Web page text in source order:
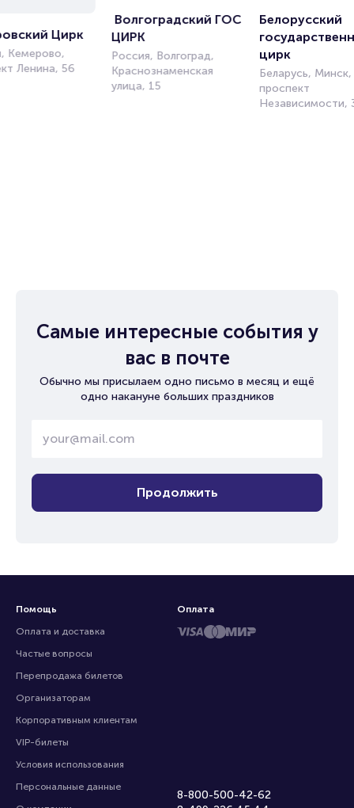
Цирк
Кемерово,
Ленина, 56
Волгоградский ГОС
ЦИРК
Россия, Волгоград,
Краснознаменская
улица, 15
Белорусский
цирк
Беларусь, Минск,
проспект
Независимости,
Самые интересные события у
вас в почте
Обычно мы присылаем одно письмо в месяц и ещё
одно накануне больших праздников
Продолжить
Помощь
Оплата и доставка
Частые вопросы
Перепродажа билетов
Организаторам
Корпоративным клиентам
VIP-билеты
Условия использования
Персональные данные
8-800-500-42-62
Оплата